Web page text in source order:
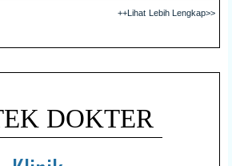
++Lihat Lebih Lengkap>>
DOKTER